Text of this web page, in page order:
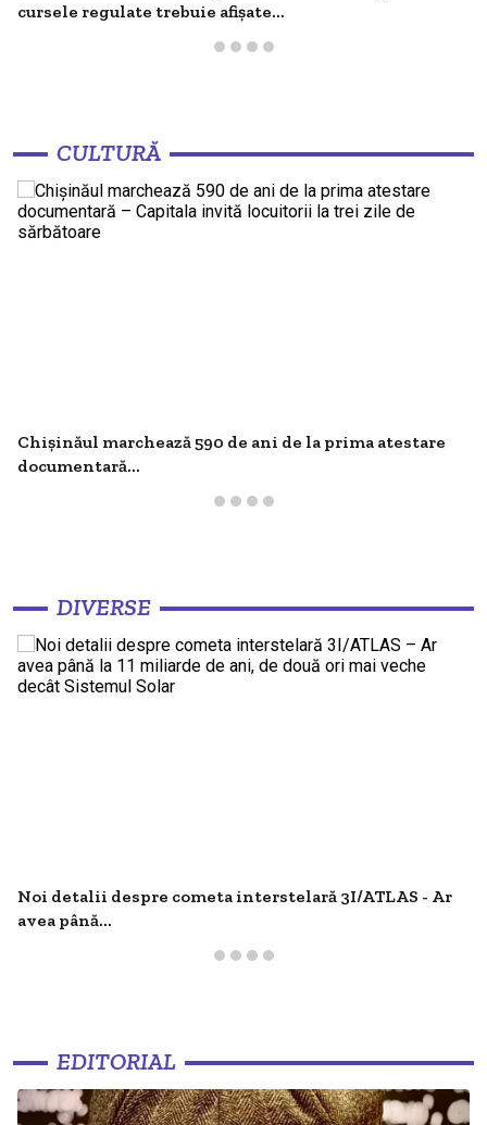
cursele regulate trebuie afișate...
CULTURĂ
Chișinăul marchează 590 de ani de la prima atestare
documentară...
DIVERSE
Noi detalii despre cometa interstelară 3I/ATLAS - Ar
avea până...
EDITORIAL